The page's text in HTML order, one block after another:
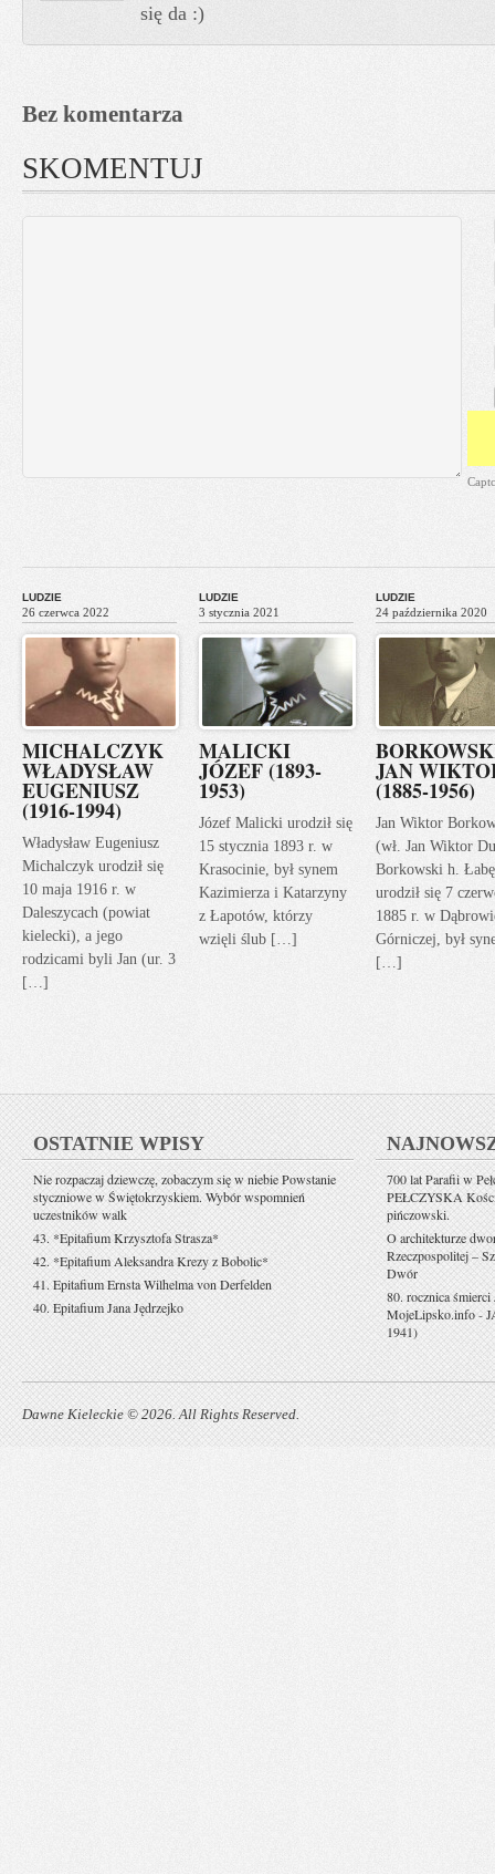
się da :)
Bez komentarza
SKOMENTUJ
LUDZIE
26 czerwca 2022
MICHALCZYK
WŁADYSŁAW
EUGENIUSZ
(1916-1994)
Władysław Eugeniusz
Michalczyk urodził się
10 maja 1916 r. w
Daleszycach (powiat
kielecki), a jego
rodzicami byli Jan (ur. 3
[…]
LUDZIE
3 stycznia 2021
MALICKI
JÓZEF (1893-
1953)
Józef Malicki urodził się
15 stycznia 1893 r. w
Krasocinie, był synem
Kazimierza i Katarzyny
z Łapotów, którzy
wzięli ślub […]
LUDZIE
24 października 2020
JAN
(1885-1956)
Jan Wiktor
(wł. Jan Wiktor
Borkowski h.
urodził się 7
1885 r. w
Górniczej, był
[…]
OSTATNIE WPISY
Nie rozpaczaj dziewczę, zobaczym się w niebie Powstanie
styczniowe w Świętokrzyskiem. Wybór wspomnień
uczestników walk
43. *Epitafium Krzysztofa Strasza*
42. *Epitafium Aleksandra Krezy z Bobolic*
41. Epitafium Ernsta Wilhelma von Derfelden
40. Epitafium Jana Jędrzejko
700 lat Parafii w
PEŁCZYSKA
pińczowski.
O architekturze
Rzeczpospolitej –
Dwór
80. rocznica
MojeLipsko.info-
1941)
Dawne Kieleckie © 2026. All Rights Reserved.